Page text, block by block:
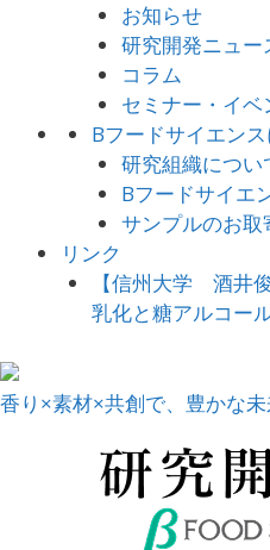
お知らせ
研究開発ニュー
コラム
セミナー・イベ
Bフードサイエン
研究組織につい
Bフードサイエ
サンプルのお
リンク
【信州大学 酒井
乳化と糖アルコー
香り×素材×共創で、豊かな